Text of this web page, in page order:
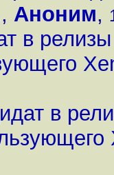
, Аноним,
в
в